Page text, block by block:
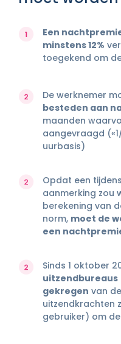
Een
minstens 12%
toegekend om
De werknemer
besteden aan
maanden
aangevraagd
uurbasis)
Opdat een
aanmerking zou
berekening van
norm, moet de
een
Sinds 1 oktober
uitzendbureaus
gekregen van
uitzendkrachten
gebruiker) om